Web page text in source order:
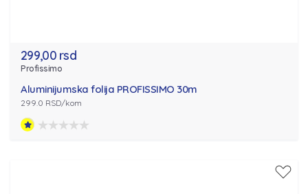
299,00 rsd
Profissimo
Aluminijumska folija PROFISSIMO 30m
299.0 RSD/kom